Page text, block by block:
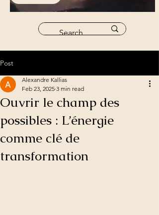
Post
Ouvrir le champ des
possibles : L’énergie
comme clé de
transformation
Alexandre Kallias
Feb 23, 2025 3 min read